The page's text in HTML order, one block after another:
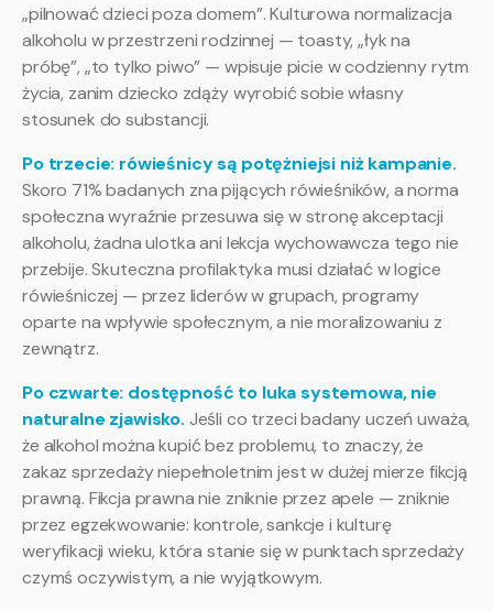
„pilnować dzieci poza domem”. Kulturowa normalizacja
alkoholu w przestrzeni rodzinnej — toasty, „łyk na
próbę”, „to tylko piwo” — wpisuje picie w codzienny rytm
życia, zanim dziecko zdąży wyrobić sobie własny
stosunek do substancji.
Po trzecie: rówieśnicy są potężniejsi niż kampanie.
Skoro 71% badanych zna pijących rówieśników, a norma
społeczna wyraźnie przesuwa się w stronę akceptacji
alkoholu, żadna ulotka ani lekcja wychowawcza tego nie
przebije. Skuteczna profilaktyka musi działać w logice
rówieśniczej — przez liderów w grupach, programy
oparte na wpływie społecznym, a nie moralizowaniu z
zewnątrz.
Po czwarte: dostępność to luka systemowa, nie
naturalne zjawisko. Jeśli co trzeci badany uczeń uważa,
że alkohol można kupić bez problemu, to znaczy, że
zakaz sprzedaży niepełnoletnim jest w dużej mierze fikcją
prawną. Fikcja prawna nie zniknie przez apele — zniknie
przez egzekwowanie: kontrole, sankcje i kulturę
weryfikacji wieku, która stanie się w punktach sprzedaży
czymś oczywistym, a nie wyjątkowym.